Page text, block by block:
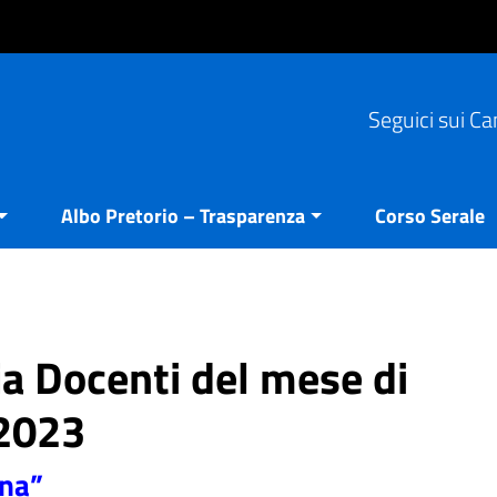
Seguici sui
Albo Pretorio – Trasparenza Corso Serale
Docenti del mese di